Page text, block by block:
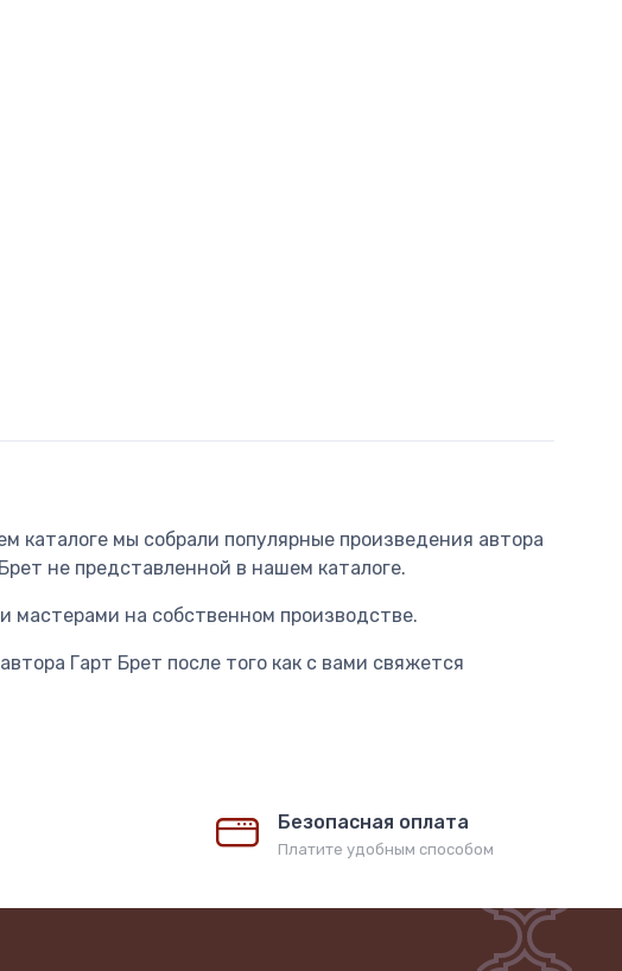
каталоге мы собрали популярные произведения автора
не представленной в нашем каталоге.
на собственном производстве.
Гарт Брет после того как с вами свяжется
Безопасная оплата
Платите удобным способом